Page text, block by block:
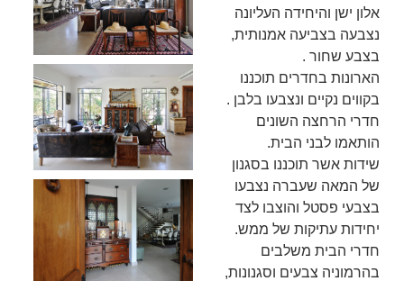
אלון ישן והיחידה העליונה
נצבעה בצביעה אמנותית,
בצבע שחור .
הארונות בחדרים תוכננו
בקווים נקיים ונצבעו בלבן .
חדרי הרחצה השונים
הותאמו לבני הבית.
שידות אשר תוכננו בסגנון
של המאה שעברה נצבעו
בצבעי פסטל והוצבו לצד
יחידות עתיקות של ממש.
חדרי הבית משלבים
בהרמוניה צבעים וסגנונות,